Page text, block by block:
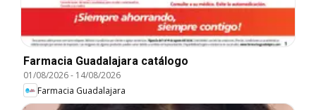
Farmacia Guadalajara catálogo
01/08/2026- 14/08/2026
Farmacia Guadalajara